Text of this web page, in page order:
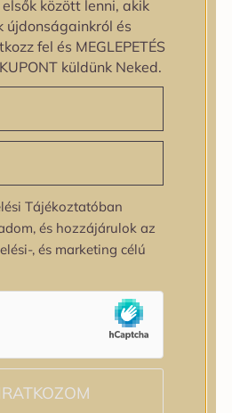
bőr
bőr
között lenni, akik
újdonságainkról és
fel és MEGLEPETÉS
küldünk Neked.
Tájékoztatóban
és hozzájárulok az
, és marketing célú